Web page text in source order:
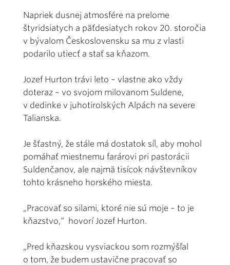
Napriek dusnej atmosfére na prelome
štyridsiatych a päťdesiatych rokov 20. storočia
v bývalom Československu sa mu z vlasti
podarilo utiecť a stať sa kňazom.
Jozef Hurton trávi leto – vlastne ako vždy
doteraz – vo svojom milovanom Suldene,
v dedinke v juhotirolských Alpách na severe
Talianska.
Je šťastný, že stále má dostatok síl, aby mohol
pomáhať miestnemu farárovi pri pastorácii
Suldenčanov, ale najmä tisícok návštevníkov
tohto krásneho horského miesta.
„Pracovať so silami, ktoré nie sú moje – to je
kňazstvo,“ hovorí Jozef Hurton.
„Pred kňazskou vysviac­kou som rozmýšľal
o tom, že budem ustavične pracovať so